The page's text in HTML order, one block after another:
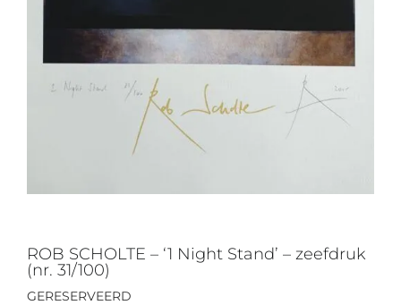
ROB SCHOLTE – ‘1 Night Stand’ – zeefdruk
(nr. 31/100)
GERESERVEERD